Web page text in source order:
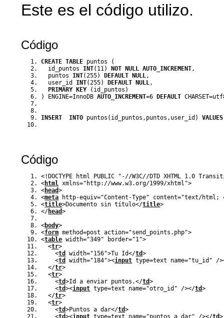
Este es el código utilizo.
Código
CREATE TABLE puntos
(
id_puntos INT( 11) NOT NULL AUTO_INCREMENT,
puntos INT(255) DEFAULT NULL,
user_id INT(255) DEFAULT NULL,
PRIMARY KEY ( id_puntos )
)
ENGINE=InnoDB AUTO_INCREMENT=6 DEFAULT CHARSET=
INSERT INTO puntos ( id_puntos , puntos , user_id ) VALUES
Código
<!DOCTYPE html PUBLIC "-//W3C//DTD XHTML 1.0
<html xmlns="http://www.w3.org/1999/xhtml">
<head>
<meta http-equiv="Content-Type" content="text/html;
<title>Documento sin título</title>
</head>
<body>
<form method=post action="send_points.php">
<table width="349" border="1">
<tr>
<td width="156">Tu Id</td>
<td width="184"><input type=text name="tu_id" /
</tr>
<tr>
<td>Id a enviar puntos.</td>
<td><input type=text name="otro_id" /></td>
</tr>
<tr>
<td>Puntos a dar</td>
<td><input type=text name="puntos_a_dar" /></td>